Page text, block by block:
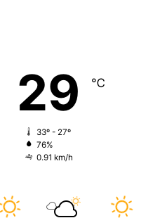
29 ℃
33º - 27º
76%
0.91 km/h